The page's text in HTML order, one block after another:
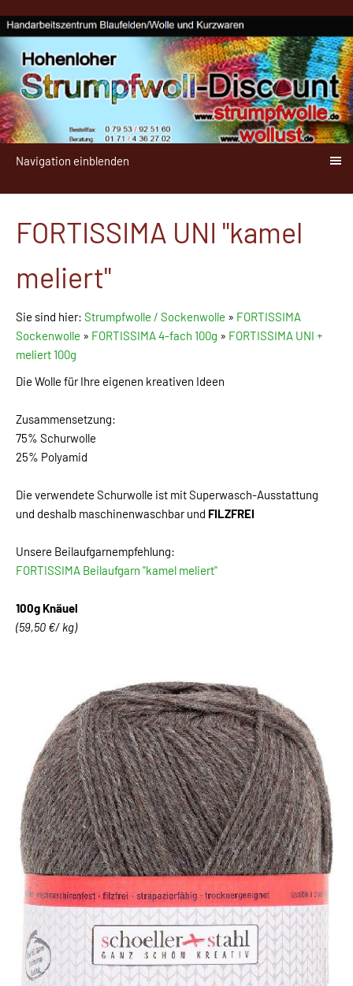
Navigation einblenden
FORTISSIMA UNI "kamel
meliert"
Sie sind hier: Strumpfwolle / Sockenwolle » FORTISSIMA
Sockenwolle » FORTISSIMA 4-fach 100g » FORTISSIMA UNI +
meliert 100g
Die Wolle für Ihre eigenen kreativen Ideen
Zusammensetzung:
75% Schurwolle
25% Polyamid
Die verwendete Schurwolle ist mit Superwasch-Ausstattung
und deshalb maschinenwaschbar und FILZFREI
Unsere Beilaufgarnempfehlung:
FORTISSIMA Beilaufgarn "kamel meliert"
100g Knäuel
(59,50 €/ kg)